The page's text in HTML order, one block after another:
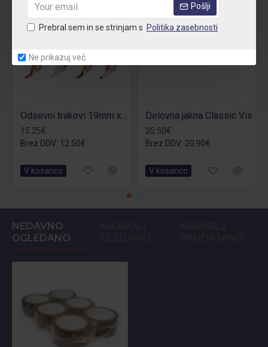
Pošlji
Prebral sem in se strinjam s Politika zasebnosti
Ne prikazuj več.
Odsevni trakovi 19mm x 10m
15.25€
Brez DDV: 12.50€
V košarico
Delovna jakna Classic Vis
25.50€
Brez DDV: 20.90€
V košarico
NEDAVNO
OGLEDANO